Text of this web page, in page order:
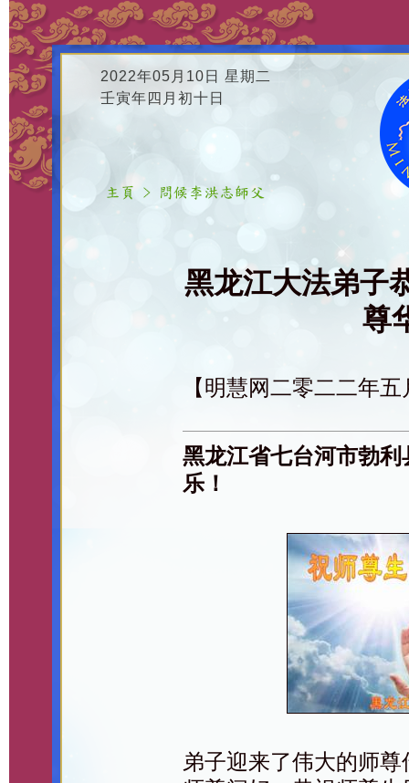
2022年05月10日 星期二
壬寅年四月初十日
黑龙江大法弟子
尊
【明慧网二零二二年
黑龙江省七台河市勃
乐！
弟子迎来了伟大的师